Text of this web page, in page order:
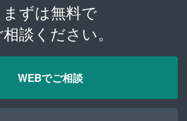
まずは無料で
談ください。
WEBでご相談